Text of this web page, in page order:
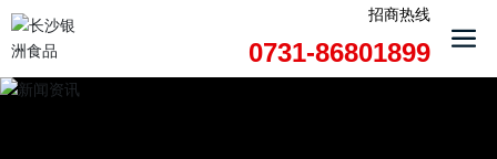
招商热线
0731-86801899